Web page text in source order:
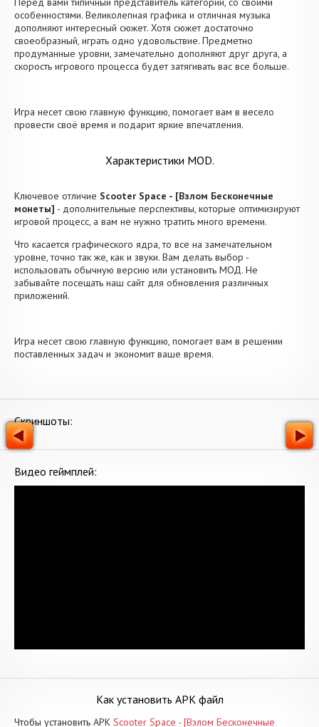
особенностями. Великолепная графика и отличная музыка
дополняют интересный сюжет. Хотя сюжет достаточно
своеобразный, играть одно удовольствие. Предметно
продуманные уровни, замечательно дополняют друг друга, а
скорость игрового процесса будет затягивать вас все больше.
Игра несет свою главную функцию, помогает вам в весело
провести своё время и подарит яркие впечатления.
Характеристики MOD.
Ключевое отличие Scooter Space - [Взлом Бесконечные
монеты] - дополнительные перспективы, которые оптимизируют
игровой процесс, а вам не нужно тратить много времени.
Что касается графического ядра, то все на замечательном
уровне, точно так же, как и звуки. Вам делать выбор -
использовать обычную версию или установить МОД. Не
забывайте посещать наш сайт для обновления различных
приложений.
Игра несет свою главную функцию, помогает вам в решении
поставленных задач и экономит ваше время.
Скриншоты:
Видео геймплей:
Как установить APK файл
Чтобы установить APK Scooter Space - [Взлом Бесконечные